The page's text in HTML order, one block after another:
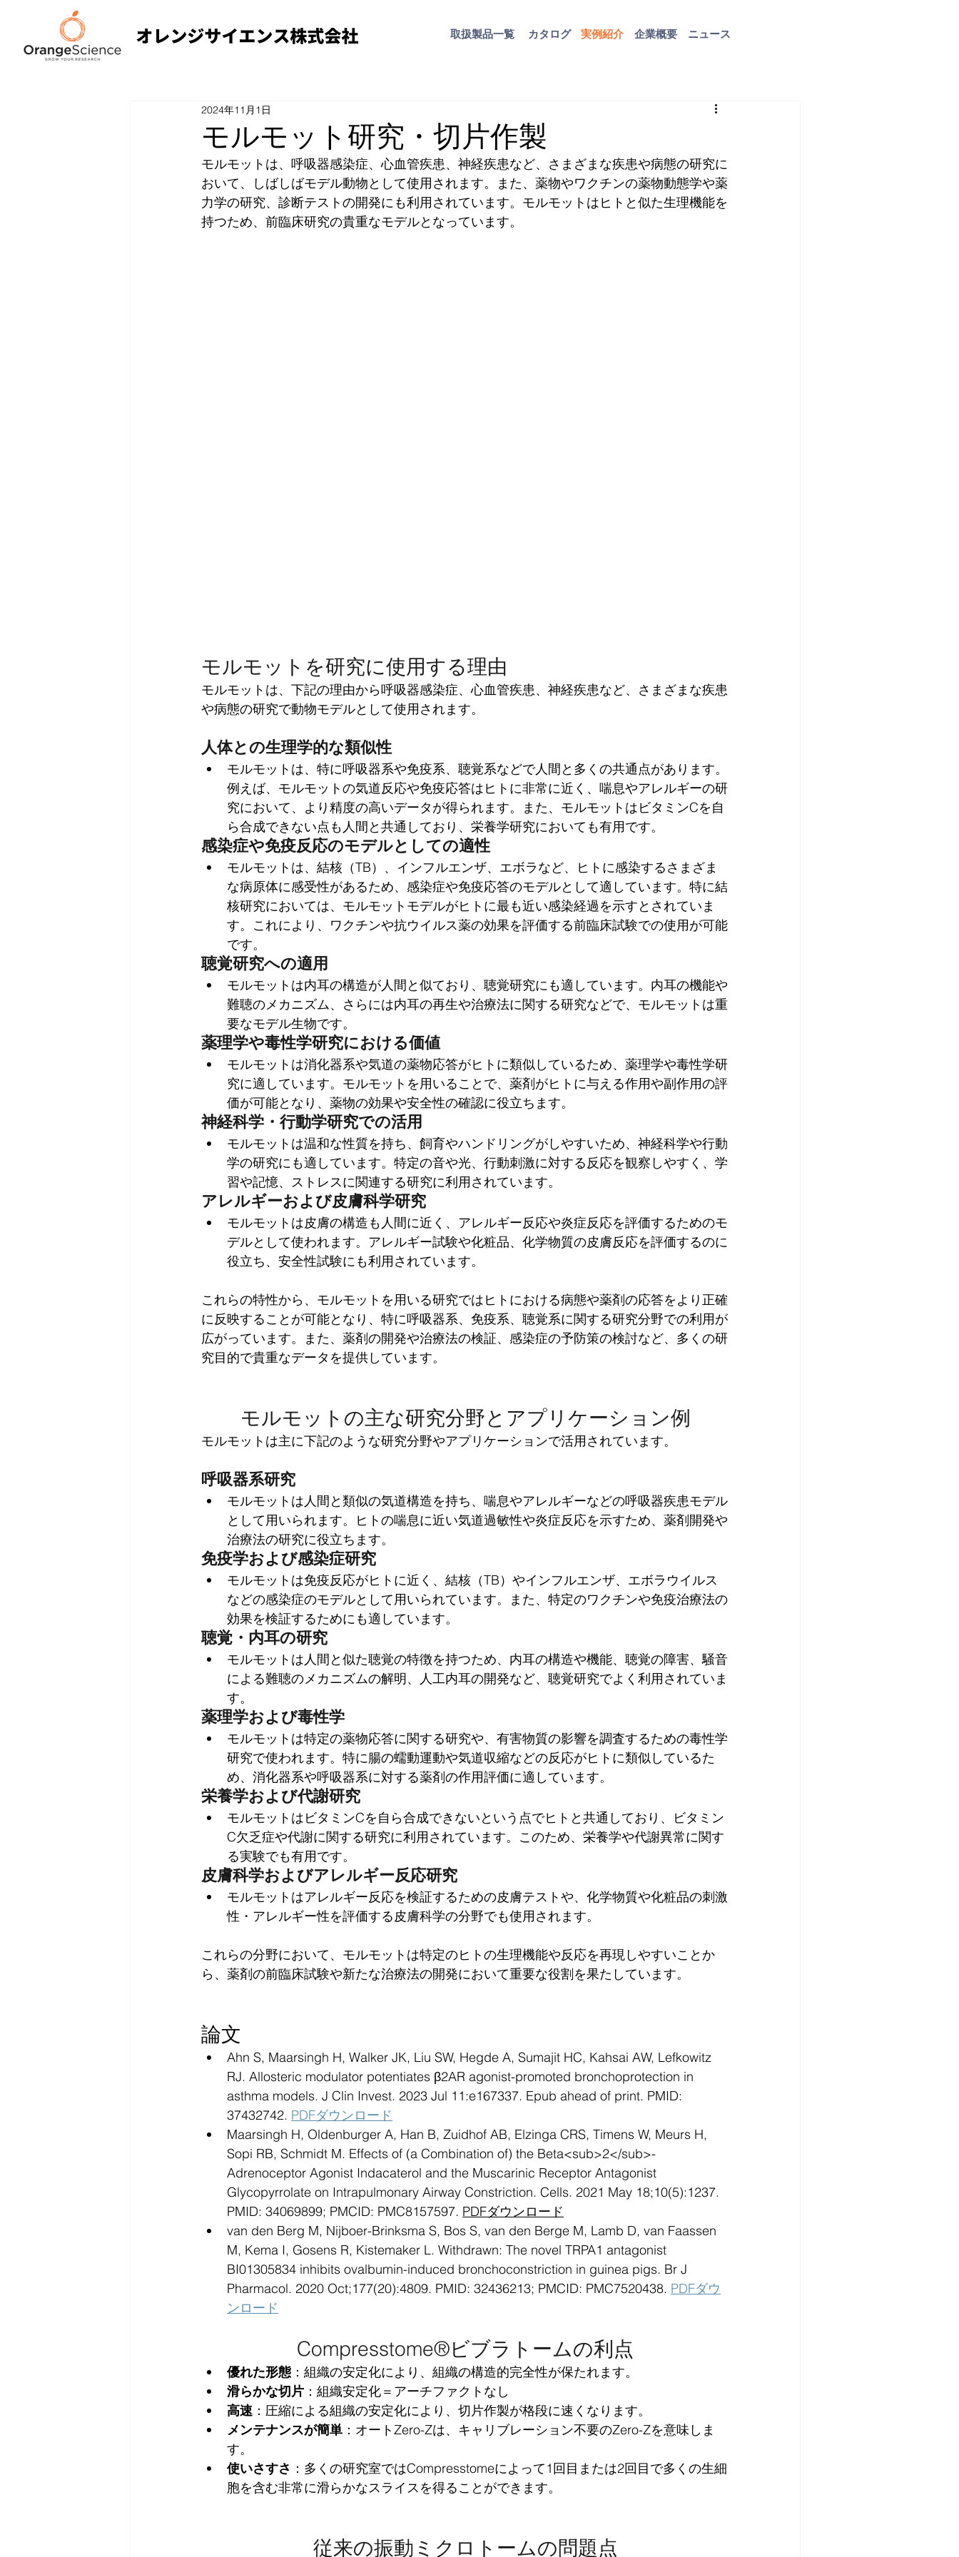
取扱​製品一覧 ​実例紹介
カタログ 企業概要 ニュース
モルモット研究・切片作製
2024年11月1日
モルモットは、呼吸器感染症、心血管疾患、神経疾患など、さまざまな疾患や病態の研究に
おいて、しばしばモデル動物として使用されます。また、薬物やワクチンの薬物動態学や薬
力学の研究、診断テストの開発にも利用されています。モルモットはヒトと似た生理機能を
持つため、前臨床研究の貴重なモデルとなっています。
モルモットを研究に使用する理由
モルモットは、下記の理由から呼吸器感染症、心血管疾患、神経疾患など、さまざまな疾患
や病態の研究で動物モデルとして使用されます。
人体との生理学的な類似性
モルモットは、特に呼吸器系や免疫系、聴覚系などで人間と多くの共通点があります。
例えば、モルモットの気道反応や免疫応答はヒトに非常に近く、喘息やアレルギーの研
究において、より精度の高いデータが得られます。また、モルモットはビタミンCを自
ら合成できない点も人間と共通しており、栄養学研究においても有用です。
感染症や免疫反応のモデルとしての適性
モルモットは、結核（TB）、インフルエンザ、エボラなど、ヒトに感染するさまざま
な病原体に感受性があるため、感染症や免疫応答のモデルとして適しています。特に結
核研究においては、モルモットモデルがヒトに最も近い感染経過を示すとされていま
す。これにより、ワクチンや抗ウイルス薬の効果を評価する前臨床試験での使用が可能
です。
聴覚研究への適用
モルモットは内耳の構造が人間と似ており、聴覚研究にも適しています。内耳の機能や
難聴のメカニズム、さらには内耳の再生や治療法に関する研究などで、モルモットは重
要なモデル生物です。
薬理学や毒性学研究における価値
モルモットは消化器系や気道の薬物応答がヒトに類似しているため、薬理学や毒性学研
究に適しています。モルモットを用いることで、薬剤がヒトに与える作用や副作用の評
価が可能となり、薬物の効果や安全性の確認に役立ちます。
神経科学・行動学研究での活用
モルモットは温和な性質を持ち、飼育やハンドリングがしやすいため、神経科学や行動
学の研究にも適しています。特定の音や光、行動刺激に対する反応を観察しやすく、学
習や記憶、ストレスに関連する研究に利用されています。
アレルギーおよび皮膚科学研究
モルモットは皮膚の構造も人間に近く、アレルギー反応や炎症反応を評価するためのモ
デルとして使われます。アレルギー試験や化粧品、化学物質の皮膚反応を評価するのに
役立ち、安全性試験にも利用されています。
​これらの特性から、モルモットを用いる研究ではヒトにおける病態や薬剤の応答をより正確
に反映することが可能となり、特に呼吸器系、免疫系、聴覚系に関する研究分野での利用が
広がっています。また、薬剤の開発や治療法の検証、感染症の予防策の検討など、多くの研
究目的で貴重なデータを提供しています。
モルモットの主な研究分野とアプリケーション例
モルモットは主に下記のような研究分野やアプリケーションで活用されています。
呼吸器系研究
モルモットは人間と類似の気道構造を持ち、喘息やアレルギーなどの呼吸器疾患モデル
として用いられます。ヒトの喘息に近い気道過敏性や炎症反応を示すため、薬剤開発や
治療法の研究に役立ちます。
免疫学および感染症研究
モルモットは免疫反応がヒトに近く、結核（TB）やインフルエンザ、エボラウイルス
などの感染症のモデルとして用いられています。また、特定のワクチンや免疫治療法の
効果を検証するためにも適しています。
聴覚・内耳の研究
モルモットは人間と似た聴覚の特徴を持つため、内耳の構造や機能、聴覚の障害、騒音
による難聴のメカニズムの解明、人工内耳の開発など、聴覚研究でよく利用されていま
す。
薬理学および毒性学
モルモットは特定の薬物応答に関する研究や、有害物質の影響を調査するための毒性学
研究で使われます。特に腸の蠕動運動や気道収縮などの反応がヒトに類似しているた
め、消化器系や呼吸器系に対する薬剤の作用評価に適しています。
栄養学および代謝研究
モルモットはビタミンCを自ら合成できないという点でヒトと共通しており、ビタミン
C欠乏症や代謝に関する研究に利用されています。このため、栄養学や代謝異常に関す
る実験でも有用です。
皮膚科学およびアレルギー反応研究
モルモットはアレルギー反応を検証するための皮膚テストや、化学物質や化粧品の刺激
性・アレルギー性を評価する皮膚科学の分野でも使用されます。
これらの分野において、モルモットは特定のヒトの生理機能や反応を再現しやすいことか
ら、薬剤の前臨床試験や新たな治療法の開発において重要な役割を果たしています。
論文
Ahn S, Maarsingh H, Walker JK, Liu SW, Hegde A, Sumajit HC, Kahsai AW, Lefkowitz
RJ. Allosteric modulator potentiates β2AR agonist-promoted bronchoprotection in
asthma models. J Clin Invest. 2023 Jul 11:e167337. Epub ahead of print. PMID:
37432742. PDFダウンロード
Maarsingh H, Oldenburger A, Han B, Zuidhof AB, Elzinga CRS, Timens W, Meurs H,
Sopi RB, Schmidt M. Effects of (a Combination of) the Beta<sub>2</sub>-
Adrenoceptor Agonist Indacaterol and the Muscarinic Receptor Antagonist
Glycopyrrolate on Intrapulmonary Airway Constriction. Cells. 2021 May 18;10(5):1237.
PMID: 34069899; PMCID: PMC8157597. PDFダウンロード
van den Berg M, Nijboer-Brinksma S, Bos S, van den Berge M, Lamb D, van Faassen
M, Kema I, Gosens R, Kistemaker L. Withdrawn: The novel TRPA1 antagonist
BI01305834 inhibits ovalbumin-induced bronchoconstriction in guinea pigs. Br J
Pharmacol. 2020 Oct;177(20):4809. PMID: 32436213; PMCID: PMC7520438. PDFダウ
ンロード
Compresstome®ビブラトームの利点
優れた形態 ：組織の安定化により、組織の構造的完全性が保たれます。
滑らかな切片 ：組織安定化＝アーチファクトなし
高速 ：圧縮による組織の安定化により、切片作製が格段に速くなります。
メンテナンスが簡単 ：オートZero-Zは、キャリブレーション不要のZero-Zを意味しま
す。
使いさすさ ：多くの研究室ではCompresstomeによって1回目または2回目で多くの生細
胞を含む非常に滑らかなスライスを得ることができます。
従来の振動ミクロトームの問題点